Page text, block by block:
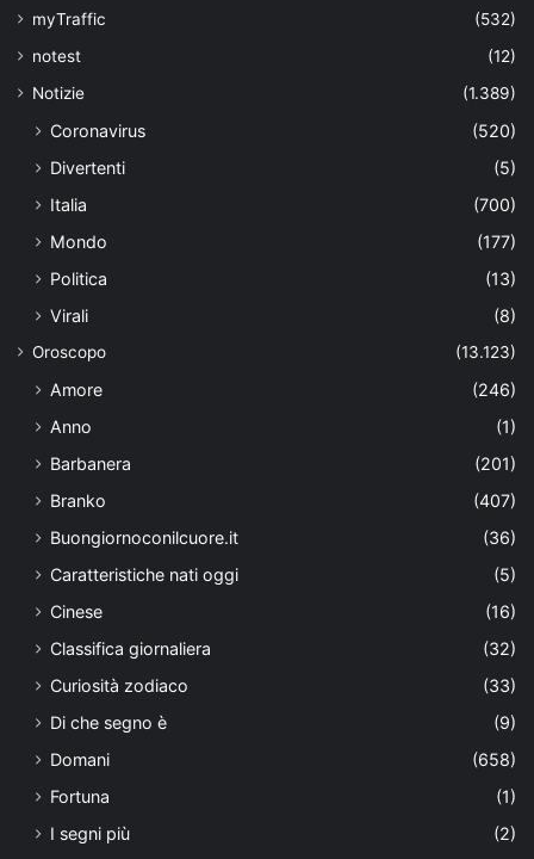
myTraffic
(532)
notest
(12)
Notizie
(1.389)
Coronavirus
(520)
Divertenti
(5)
Italia
(700)
Mondo
(177)
Politica
(13)
Virali
(8)
Oroscopo (13.123)
Amore
(246)
Anno
(1)
Barbanera
(201)
Branko
(407)
Buongiornoconilcuore.it
(36)
Caratteristiche nati oggi
(5)
Cinese
(16)
Classifica giornaliera
(32)
Curiosità zodiaco
(33)
Di che segno è
(9)
Domani
(658)
Fortuna
(1)
I segni più
(2)